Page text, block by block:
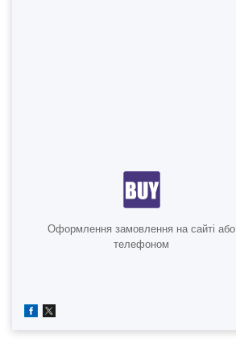
Оформлення замовлення на сайті або
телефоном